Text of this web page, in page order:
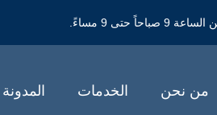
حتى 9 مساءً.
من نحن الخدمات المدونة